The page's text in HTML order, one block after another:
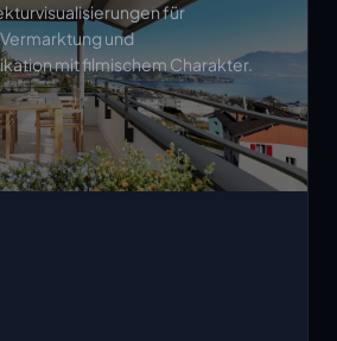
für
und
mit filmischem Charakter.